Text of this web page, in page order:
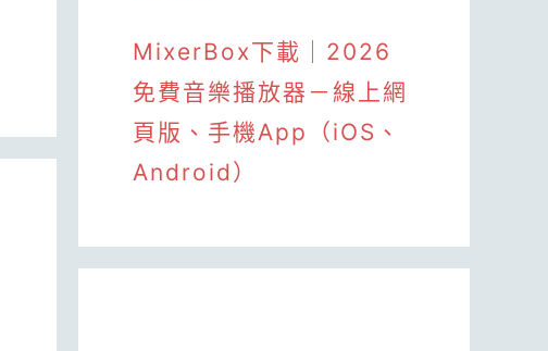
MixerBox下載｜2026
免費音樂播放器－線上網
頁版、手機App（iOS、
Android）